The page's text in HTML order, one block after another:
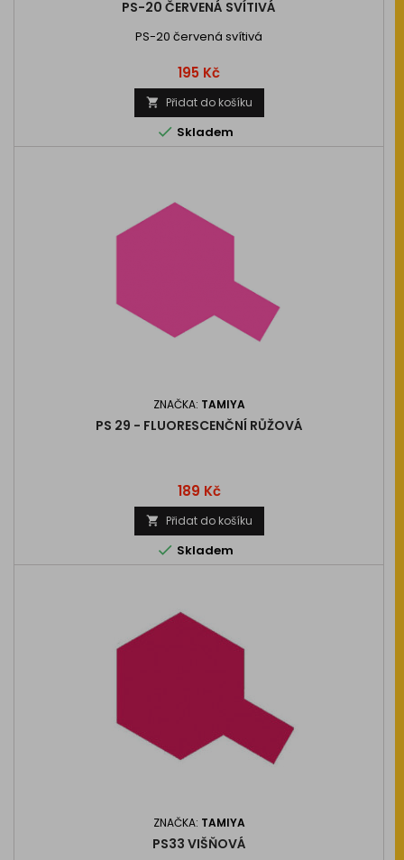
PS-20 ČERVENÁ SVÍTIVÁ
PS-20 červená svítivá
Cena
195 Kč
 Přidat do košíku
 Skladem
ZNAČKA: TAMIYA
PS 29 - FLUORESCENČNÍ RŮŽOVÁ
Cena
189 Kč
 Přidat do košíku
 Skladem
ZNAČKA: TAMIYA
PS33 VIŠŇOVÁ